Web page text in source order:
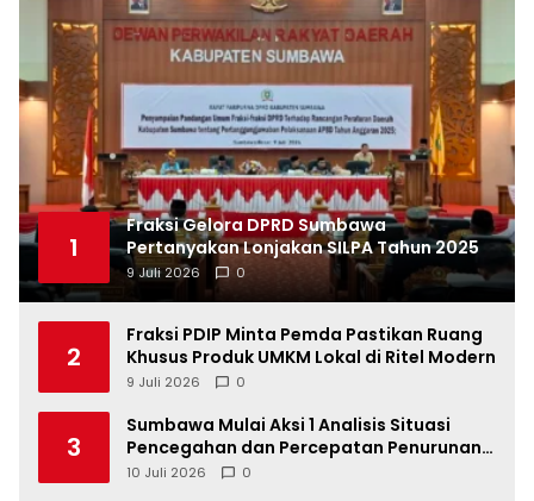
1
Fraksi Gelora DPRD Sumbawa
Pertanyakan Lonjakan SILPA Tahun 2025
9 Juli 2026 0
2
Fraksi PDIP Minta Pemda Pastikan Ruang
Khusus Produk UMKM Lokal di Ritel Modern
9 Juli 2026 0
3
Sumbawa Mulai Aksi 1 Analisis Situasi
Pencegahan dan Percepatan Penurunan
Stunting Tahun 2026
10 Juli 2026 0